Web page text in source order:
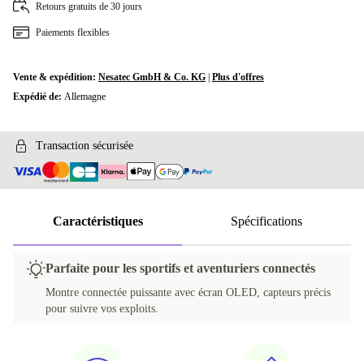
Retours gratuits de 30 jours
Paiements flexibles
Vente & expédition: Nesatec GmbH & Co. KG Plus d'offres
Expédié de: Allemagne
Transaction sécurisée
Caractéristiques Spécifications
Parfaite pour les sportifs et aventuriers connectés
Montre connectée puissante avec écran OLED, capteurs précis
pour suivre vos exploits.